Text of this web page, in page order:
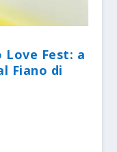
Fest: a
Fiano di